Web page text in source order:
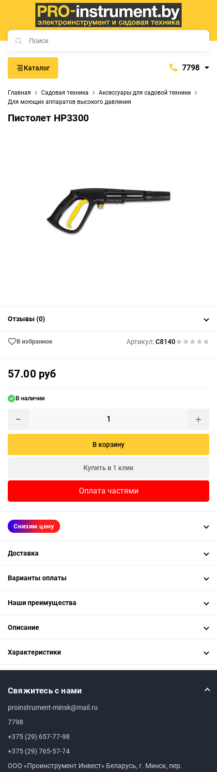
Каталог 7798
+375 (29) 657-77-98
Главная Садовая техника
Аксессуары для садовой техники
Для моющих аппаратов высокого давления
Пистолет HP3300
Отзывы (0)
В избранное Артикул:C8140
57.00 руб
В наличии
В корзину
Купить в 1 клик
Оплата частями
Снизим цену
Доставка
Варианты оплаты
Наши преимущества
Описание
Характеристики
Свяжитесь с нами
proinstrument-minsk@mail.ru
7798
+375 (29) 657-77-98
+375 (29) 765-57-74
ООО «Проинструмент Инвест» Беларусь, г. Минск, пер.